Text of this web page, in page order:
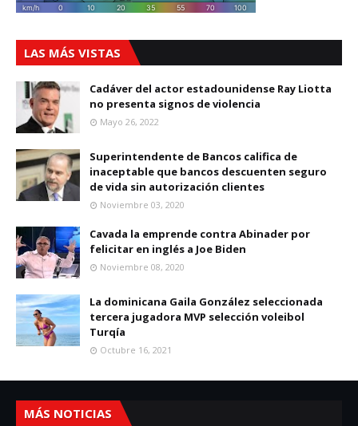
LAS MÁS VISTAS
Cadáver del actor estadounidense Ray Liotta
no presenta signos de violencia
Mayo 26, 2022
Superintendente de Bancos califica de
inaceptable que bancos descuenten seguro
de vida sin autorización clientes
Noviembre 03, 2020
Cavada la emprende contra Abinader por
felicitar en inglés a Joe Biden
Noviembre 08, 2020
La dominicana Gaila González seleccionada
tercera jugadora MVP selección voleibol
Turqía
Octubre 16, 2021
MÁS NOTICIAS